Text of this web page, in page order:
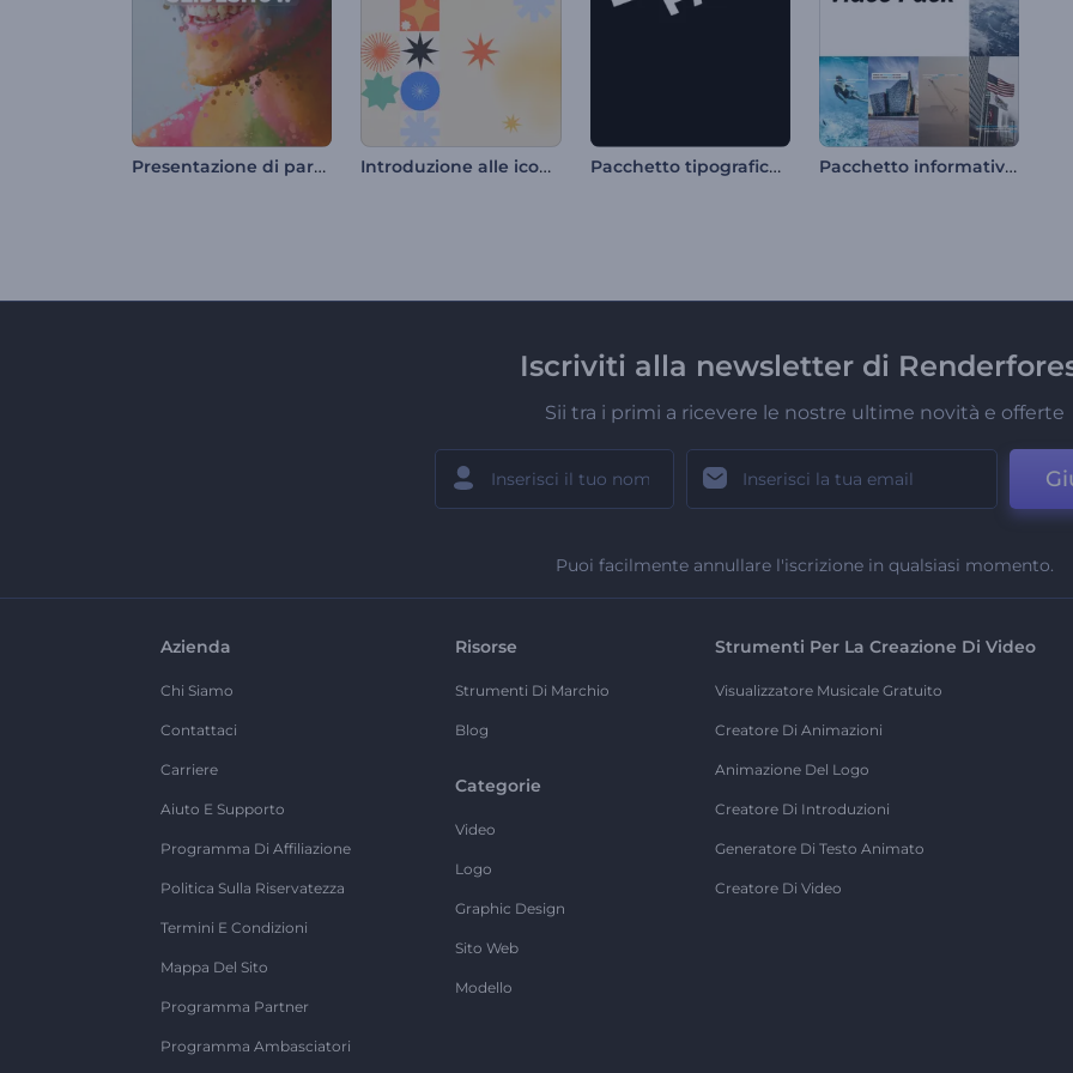
Presentazione di particelle schizzi Introduzione alle icone colorate Pacchetto tipografico rapido Pacchetto informativo sui social media
Iscriviti alla newsletter di
Sii tra i primi a ricevere le nostre ultime novità e offerte
Puoi facilmente annullare l'iscrizione in qualsiasi momento.
Azienda
Chi Siamo
Contattaci
Carriere
Aiuto E Supporto
Programma Di Affiliazione
Politica Sulla Riservatezza
Termini E Condizioni
Mappa Del Sito
Programma Partner
Programma Ambasciatori
Risorse
Strumenti Di Marchio
Blog
Categorie
Video
Logo
Graphic Design
Sito Web
Modello
Strumenti Per La Creazione Di Video
Visualizzatore Musicale Gratuito
Creatore Di Animazioni
Animazione Del Logo
Creatore Di Introduzioni
Generatore Di Testo Animato
Creatore Di Video